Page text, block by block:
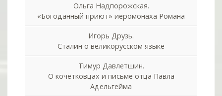
Ольга Надпорожская.
«Богоданный приют» иеромонаха Романа
Игорь Друзь.
Сталин о великорусском языке
Тимур Давлетшин.
О кочетковцах и письме отца Павла
Адельгейма